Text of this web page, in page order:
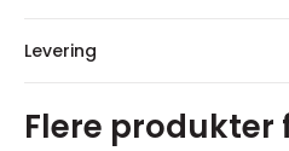
Levering
Flere produkter